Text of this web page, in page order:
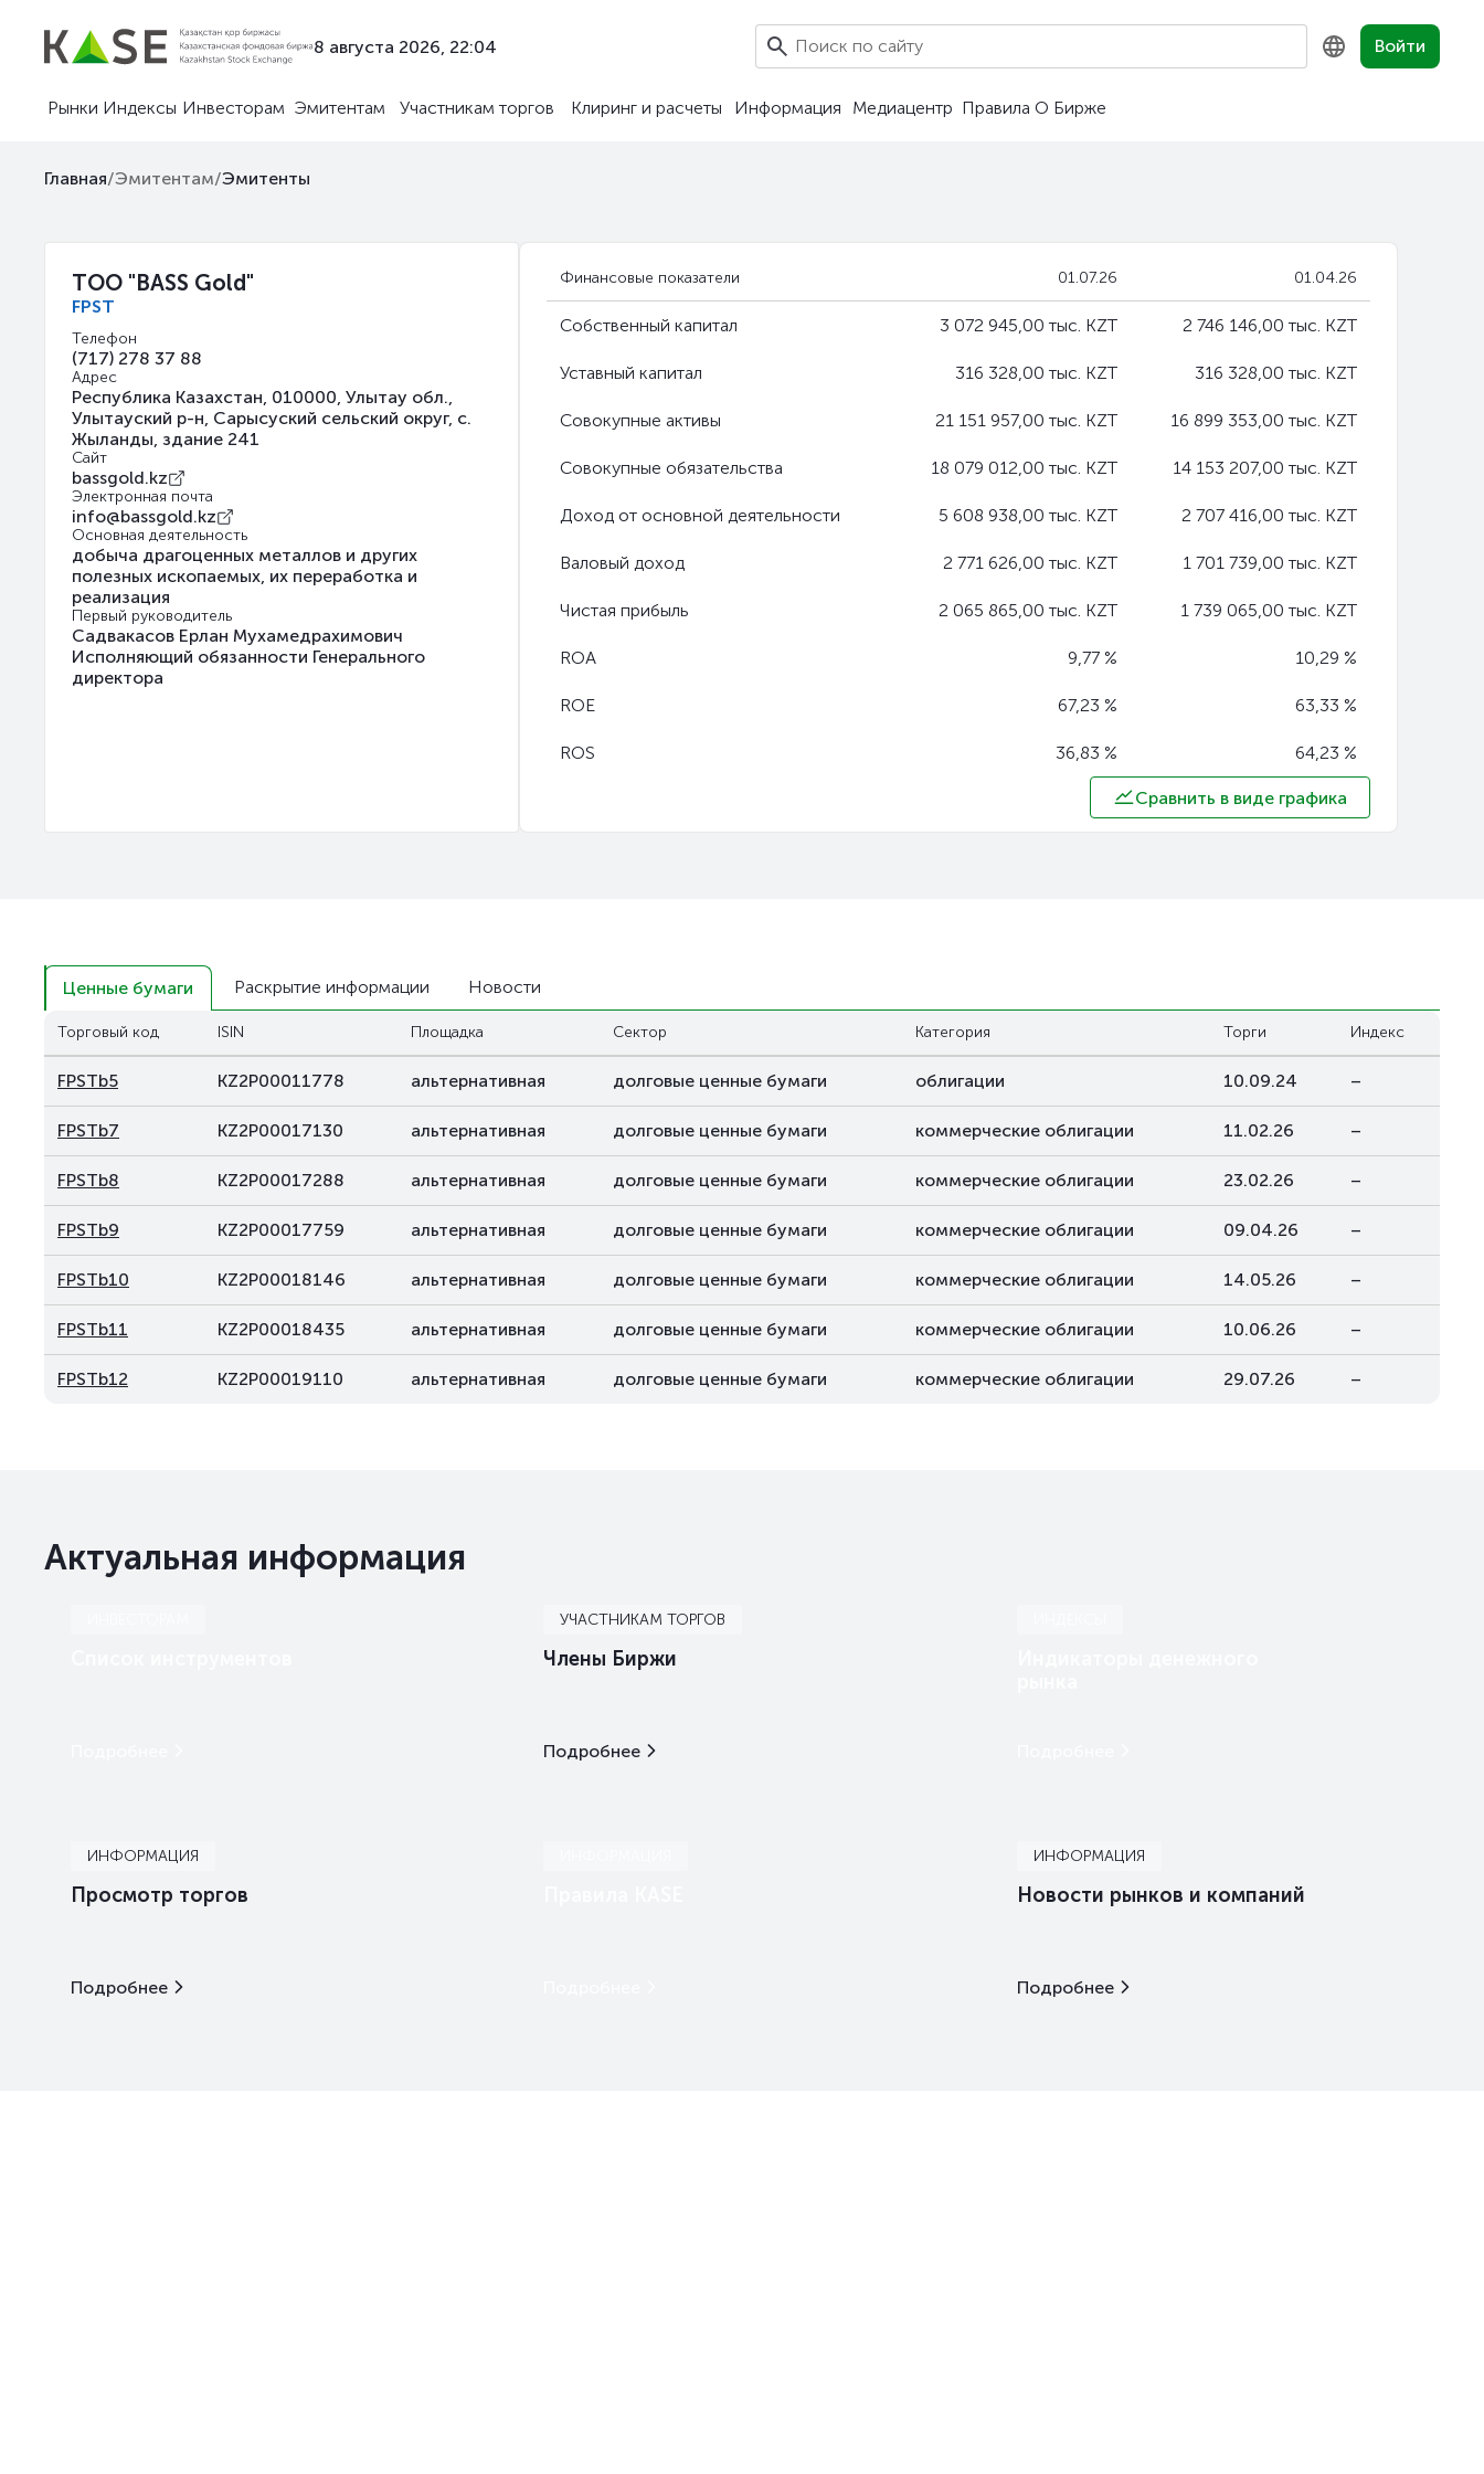
8 августа 2026, 22:04 Войти
Рынки Индексы Инвесторам Эмитентам Участникам торгов Клиринг и расчеты Информация Медиацентр Правила О Бирже
Главная/Эмитентам/Эмитенты
ТОО "BASS Gold"
FPST
Телефон
(717) 278 37 88
Адрес
Республика Казахстан, 010000, Улытау обл.,
Улытауский р-н, Сарысуский сельский округ, с.
Жыланды, здание 241
Сайт
bassgold.kz
Электронная почта
info@bassgold.kz
Основная деятельность
добыча драгоценных металлов и других
полезных ископаемых, их переработка и
реализация
Первый руководитель
Садвакасов Ерлан Мухамедрахимович
Исполняющий обязанности Генерального
директора
Финансовые показатели 01.07.26 01.04.26
Собственный капитал 3 072 945,00 тыс. KZT 2 746 146,00 тыс. KZT
Уставный капитал 316 328,00 тыс. KZT 316 328,00 тыс. KZT
Совокупные активы 21 151 957,00 тыс. KZT 16 899 353,00 тыс. KZT
Совокупные обязательства 18 079 012,00 тыс. KZT 14 153 207,00 тыс. KZT
Доход от основной деятельности 5 608 938,00 тыс. KZT 2 707 416,00 тыс. KZT
Валовый доход 2 771 626,00 тыс. KZT 1 701 739,00 тыс. KZT
Чистая прибыль 2 065 865,00 тыс. KZT 1 739 065,00 тыс. KZT
ROA 9,77 % 10,29 %
ROE 67,23 % 63,33 %
ROS 36,83 % 64,23 %
Сравнить в виде графика
Ценные бумаги Раскрытие информации Новости
Торговый код ISIN Площадка Сектор Категория Торги Индекс
FPSTb5 KZ2P00011778 альтернативная долговые ценные бумаги облигации 10.09.24 –
FPSTb7 KZ2P00017130 альтернативная долговые ценные бумаги коммерческие облигации 11.02.26 –
FPSTb8 KZ2P00017288 альтернативная долговые ценные бумаги коммерческие облигации 23.02.26 –
FPSTb9 KZ2P00017759 альтернативная долговые ценные бумаги коммерческие облигации 09.04.26 –
FPSTb10 KZ2P00018146 альтернативная долговые ценные бумаги коммерческие облигации 14.05.26 –
FPSTb11 KZ2P00018435 альтернативная долговые ценные бумаги коммерческие облигации 10.06.26 –
FPSTb12 KZ2P00019110 альтернативная долговые ценные бумаги коммерческие облигации 29.07.26 –
Актуальная информация
УЧАСТНИКАМ ТОРГОВ
Члены Биржи
Подробнее
ИНФОРМАЦИЯ
Просмотр торгов
Подробнее
ИНФОРМАЦИЯ
Новости рынков и компаний
Подробнее